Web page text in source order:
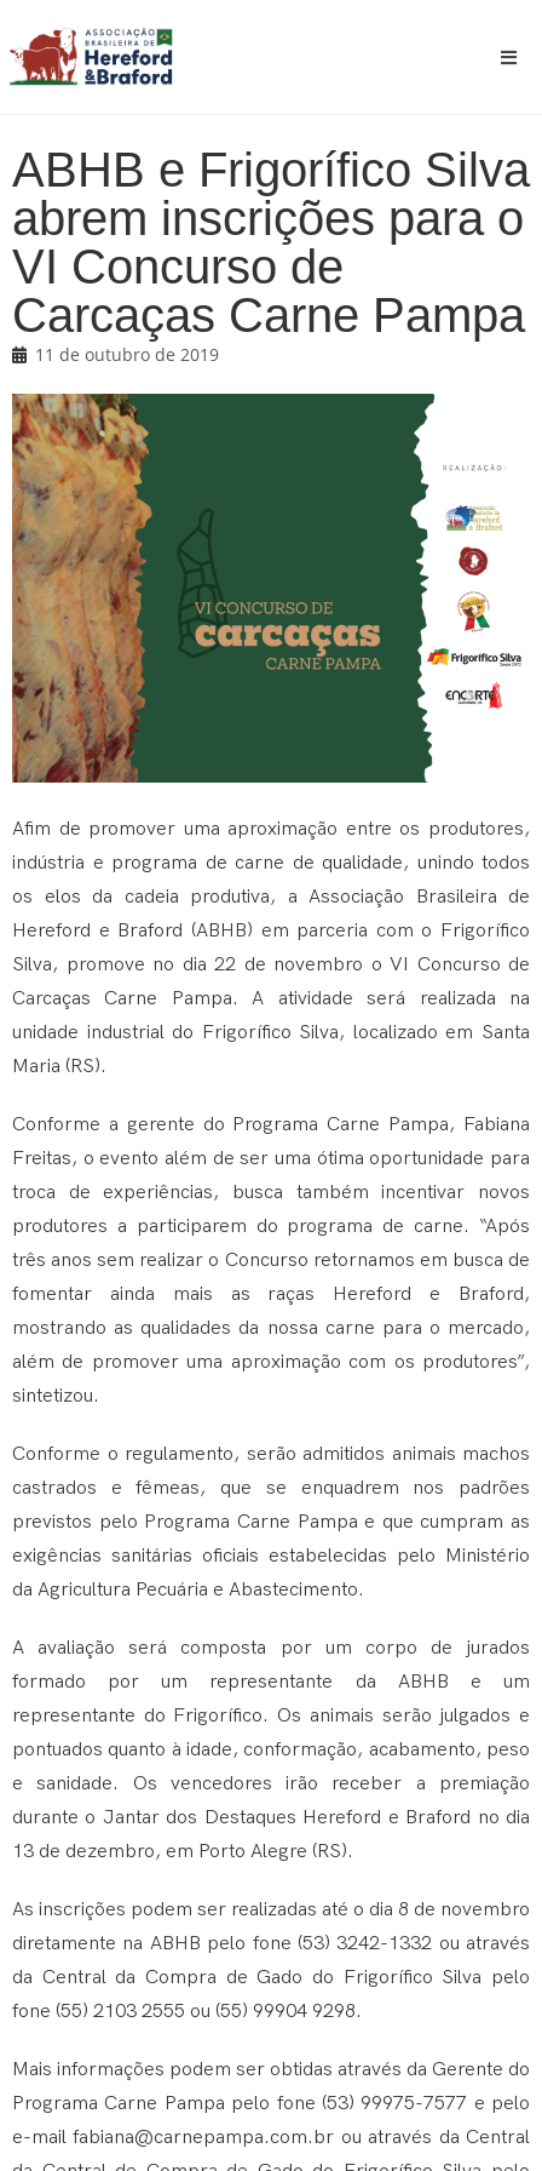
ABHB e Frigorífico Silva
abrem inscrições para o
VI Concurso de
Carcaças Carne Pampa
11 de outubro de 2019
Afim de promover uma aproximação entre os produtores,
indústria e programa de carne de qualidade, unindo todos
os elos da cadeia produtiva, a Associação Brasileira de
Hereford e Braford (ABHB) em parceria com o Frigorífico
Silva, promove no dia 22 de novembro o VI Concurso de
Carcaças Carne Pampa. A atividade será realizada na
unidade industrial do Frigorífico Silva, localizado em Santa
Maria (RS).
Conforme a gerente do Programa Carne Pampa, Fabiana
Freitas, o evento além de ser uma ótima oportunidade para
troca de experiências, busca também incentivar novos
produtores a participarem do programa de carne. “Após
três anos sem realizar o Concurso retornamos em busca de
fomentar ainda mais as raças Hereford e Braford,
mostrando as qualidades da nossa carne para o mercado,
além de promover uma aproximação com os produtores”,
sintetizou.
Conforme o regulamento, serão admitidos animais machos
castrados e fêmeas, que se enquadrem nos padrões
previstos pelo Programa Carne Pampa e que cumpram as
exigências sanitárias oficiais estabelecidas pelo Ministério
da Agricultura Pecuária e Abastecimento.
A avaliação será composta por um corpo de jurados
formado por um representante da ABHB e um
representante do Frigorífico. Os animais serão julgados e
pontuados quanto à idade, conformação, acabamento, peso
e sanidade. Os vencedores irão receber a premiação
durante o Jantar dos Destaques Hereford e Braford no dia
13 de dezembro, em Porto Alegre (RS).
As inscrições podem ser realizadas até o dia 8 de novembro
diretamente na ABHB pelo fone (53) 3242-1332 ou através
da Central da Compra de Gado do Frigorífico Silva pelo
fone (55) 2103 2555 ou (55) 99904 9298.
Mais informações podem ser obtidas através da Gerente do
Programa Carne Pampa pelo fone (53) 99975-7577 e pelo
e-mailfabiana@carnepampa.com.br ou através da Central